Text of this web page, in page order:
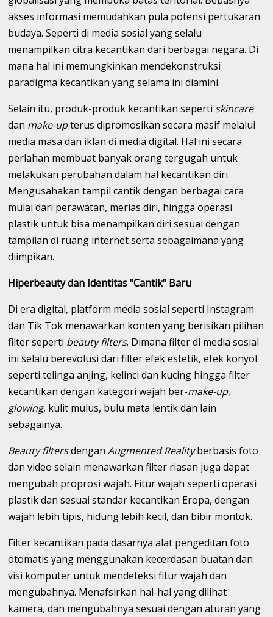
akses informasi memudahkan pula potensi pertukaran
budaya. Seperti di media sosial yang selalu
menampilkan citra kecantikan dari berbagai negara. Di
mana hal ini memungkinkan mendekonstruksi
paradigma kecantikan yang selama ini diamini.
Selain itu, produk-produk kecantikan seperti skincare
dan make-upterus dipromosikan secara masif melalui
media masa dan iklan di media digital. Hal ini secara
perlahan membuat banyak orang tergugah untuk
melakukan perubahan dalam hal kecantikan diri.
Mengusahakan tampil cantik dengan berbagai cara
mulai dari perawatan, merias diri, hingga operasi
plastik untuk bisa menampilkan diri sesuai dengan
tampilan di ruang internet serta sebagaimana yang
diimpikan.
Hiperbeauty dan Identitas "Cantik" Baru
Di era digital, platform media sosial seperti Instagram
dan Tik Tok menawarkan konten yang berisikan pilihan
filter seperti beauty filters. Dimana filter di media sosial
ini selalu berevolusi dari filter efek estetik, efek konyol
seperti telinga anjing, kelinci dan kucing hingga filter
kecantikan dengan kategori wajah ber-make-up,
glowing, kulit mulus, bulu mata lentik dan lain
sebagainya.
Beauty filtersdenganAugmented Realityberbasis foto
dan video selain menawarkan filter riasan juga dapat
mengubah proprosi wajah. Fitur wajah seperti operasi
plastik dan sesuai standar kecantikan Eropa, dengan
wajah lebih tipis, hidung lebih kecil, dan bibir montok.
Filter kecantikan pada dasarnya alat pengeditan foto
otomatis yang menggunakan kecerdasan buatan dan
visi komputer untuk mendeteksi fitur wajah dan
mengubahnya. Menafsirkan hal-hal yang dilihat
kamera, dan mengubahnya sesuai dengan aturan yang